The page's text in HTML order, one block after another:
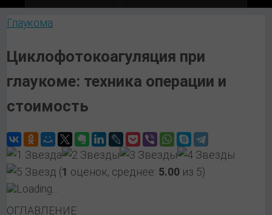
Глаукома
Циклофотокоагуляция при
глаукоме: техника операции и
стоимость
(1 оценок, среднее: 5.00 из 5)
Loading...
ОГЛАВЛЕНИЕ